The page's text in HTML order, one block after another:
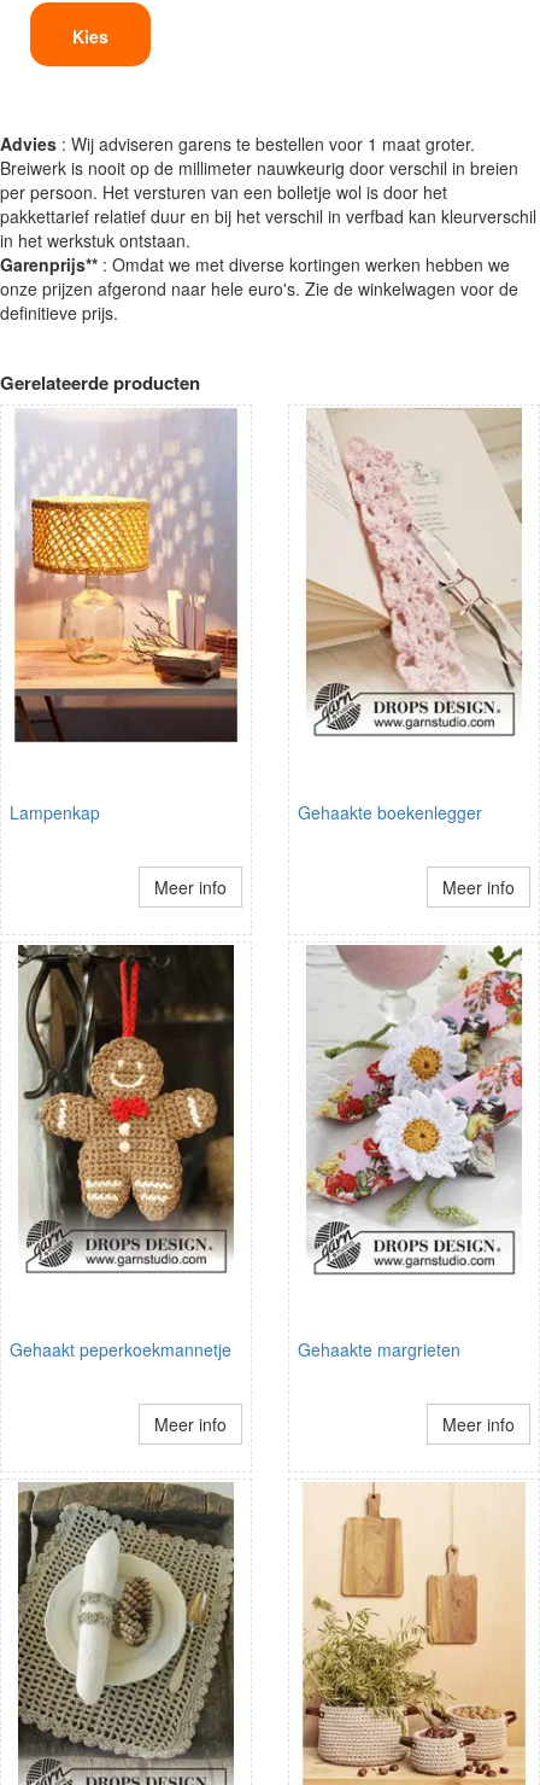
Kies
Advies : Wij adviseren garens te bestellen voor 1 maat groter.
Breiwerk is nooit op de millimeter nauwkeurig door verschil in breien
per persoon. Het versturen van een bolletje wol is door het
pakkettarief relatief duur en bij het verschil in verfbad kan kleurverschil
in het werkstuk ontstaan.
Garenprijs** : Omdat we met diverse kortingen werken hebben we
onze prijzen afgerond naar hele euro's. Zie de winkelwagen voor de
definitieve prijs.
Gerelateerde producten
Lampenkap
Meer info
Gehaakte boekenlegger
Meer info
Gehaakt peperkoekmannetje
Meer info
Gehaakte margrieten
Meer info